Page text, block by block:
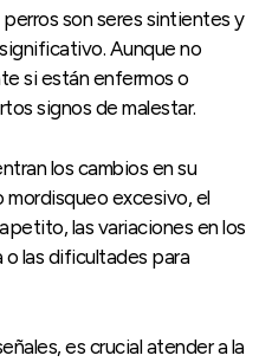
perros son seres sintientes y
Aunque no
si están enfermos o
signos de malestar.
los cambios en su
excesivo, el
las variaciones en los
o las dificultades para
es crucial atender a la